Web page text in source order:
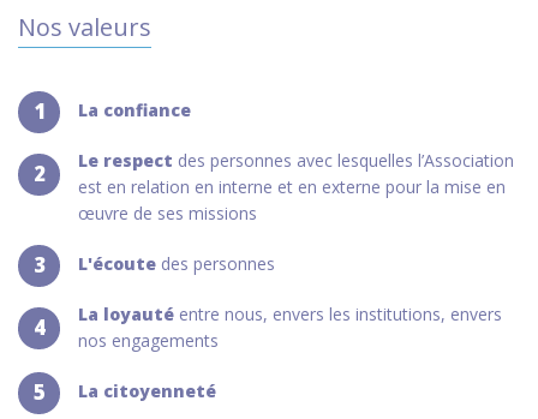
Nos valeurs
1 La confiance
2 Le respect des personnes avec lesquelles l’Association
est en relation en interne et en externe pour la mise en
œuvre de ses missions
3 L'écoute des personnes
4 La loyauté entre nous, envers les institutions, envers
nos engagements
5 La citoyenneté